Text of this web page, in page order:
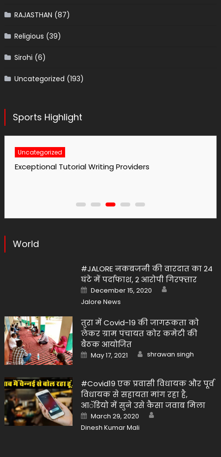
RAJASTHAN (87)
Religious (39)
Sirohi (6)
Uncategorized (193)
Sports Highlight
Uncategorized
Exceptional Tutorial Writing Providers
World
#JALORE नकबजनी की वारदात का 24
घंटे में पर्दाफाश, 2 आरोपी गिरफ्तार
Posted
on
December 15, 2020
Jalore News
तुरा में Covid-19 की जागरूकता को
लेकर ग्राम पंचायत कोर कमेटी की
बैठक आयोजित
Posted
on
May 17, 2021 Author
shrawan singh
#Covid19 एक प्रवासी विधायक और पूर्व
विधायक से सहायता मांग रहा है,
आॅडियो में सुने उसे कैसा जवाब मिला
Posted
on
March 29, 2020
Dinesh Kumar Mali